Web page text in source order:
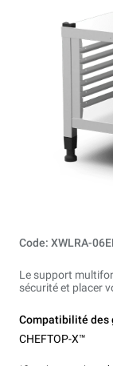
Code: XWLRA-
Le support
sécurité et placer
Compatibilité des
CHEFTOP-X™